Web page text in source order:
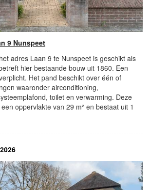
9 Nunspeet
adres Laan 9 te Nunspeet is geschikt als
hier bestaande bouw uit 1860. Een
Het pand beschikt over één of
waaronder airconditioning,
toilet en verwarming. Deze
oppervlakte van 29 m² en bestaat uit 1